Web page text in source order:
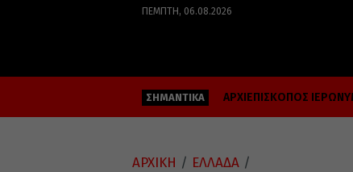
ΠΈΜΠΤΗ, 06.08.2026
ΣΗΜΑΝΤΙΚΑ ΑΡΧΙΕΠΙΣΚΟΠΟΣ
ΑΡΧΙΚΗ / ΕΛΛΑΔΑ /